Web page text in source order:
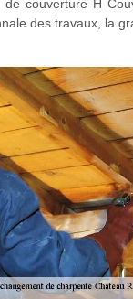
couverture H
des travaux, la